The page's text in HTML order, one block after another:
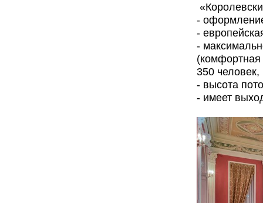
-
-
-
(комфортная
350
- высота
- имеет